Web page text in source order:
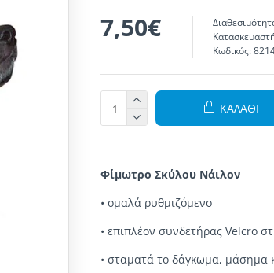
7,50€
Κωδικός:
ΚΑΛΆΘΙ
Φίμωτρο Σκύλου Νάιλον
• ομαλά ρυθμιζόμενο
• επιπλέον συνδετήρας Velcro
• σταματά το δάγκωμα, μάσημα